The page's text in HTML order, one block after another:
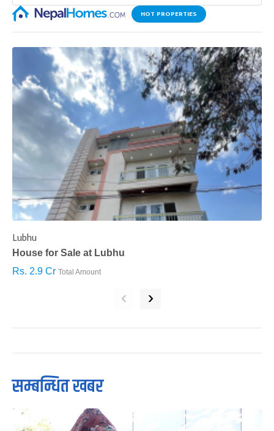
HOT PROPERTIES
Lubhu
House for Sale at Lubhu
Rs. 2.9 Cr Total Amount
‹ ›
सम्बन्धित खबर